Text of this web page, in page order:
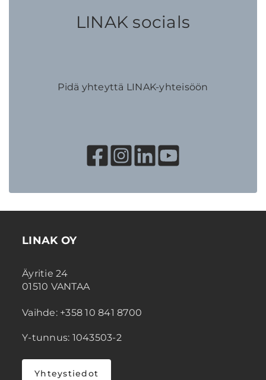
LINAK socials
Pidä yhteyttä LINAK-yhteisöön
LINAK OY
Äyritie 24
01510 VANTAA
Vaihde: +358 10 841 8700
Y-tunnus: 1043503-2
Yhteystiedot